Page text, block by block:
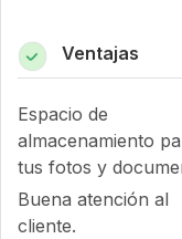
Ventajas
Espacio de
almacenamiento
tus fotos y
Buena atención al
cliente.